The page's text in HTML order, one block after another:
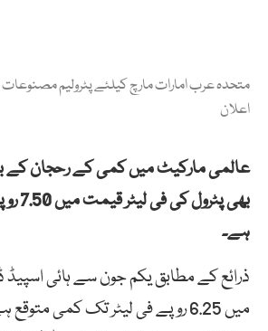
متحدہ عرب امارات مارچ کیلئے پٹرولیم
اعلان
عالمی مارکیٹ میں کمی کے رحجان کے
بھی
ہے۔
ذرائع کے مطابق یکم جون سے ہائی
میں 6.25 روپے فی لیٹر تک کمی